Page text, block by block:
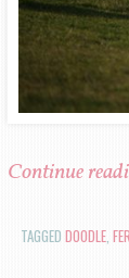
Continue
TAGGED DOODLE,